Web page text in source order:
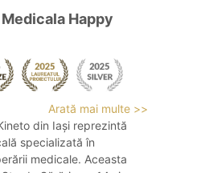
Happy
Arată mai multe >>
din Iași reprezintă
specializată în
medicale. Aceasta